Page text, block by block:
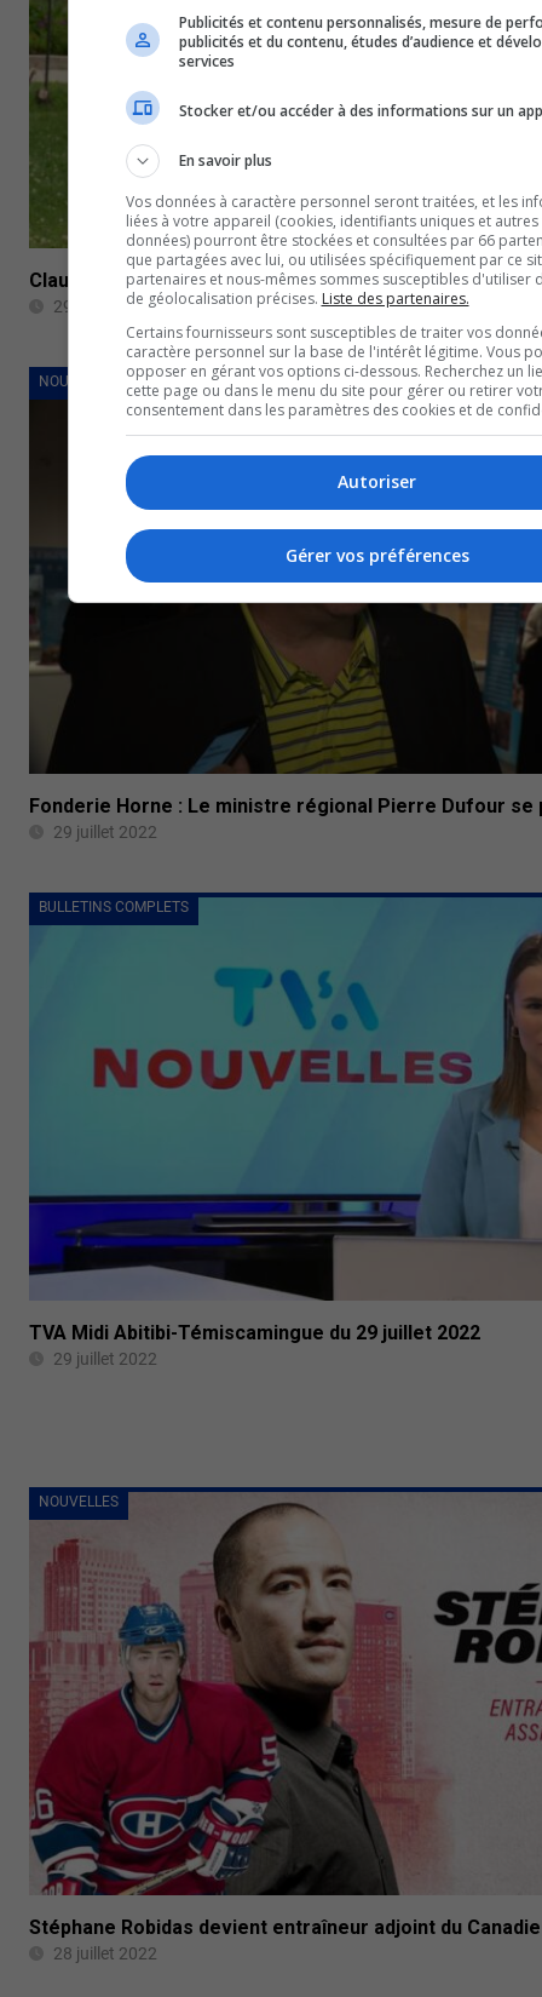
Claude Thibault retire sa candidature
29 juillet 2022
NOUVELLES
Fonderie Horne : Le ministre régional Pierre Dufour se
29 juillet 2022
BULLETINS COMPLETS
TVA Midi Abitibi-Témiscamingue du 29 juillet 2022
29 juillet 2022
NOUVELLES
Stéphane Robidas devient entraîneur adjoint du
28 juillet 2022
Publicités et contenu personnalisés, mesure de
publicités et du contenu, études d’audience et
services
Stocker et/ou accéder à des informations sur un
En savoir plus
Vos données à caractère personnel seront traitées, et les
liées à votre appareil (cookies, identifiants uniques et
données) pourront être stockées et consultées par 66
que partagées avec lui, ou utilisées spécifiquement par ce
partenaires et nous-mêmes sommes susceptibles d'utiliser
de géolocalisation précises. Liste des partenaires.
Certains fournisseurs sont susceptibles de traiter vos
caractère personnel sur la base de l'intérêt légitime. Vous
opposer en gérant vos options ci-dessous. Recherchez un
cette page ou dans le menu du site pour gérer ou retirer
consentement dans les paramètres des cookies et de
Autoriser
Gérer vos préférences